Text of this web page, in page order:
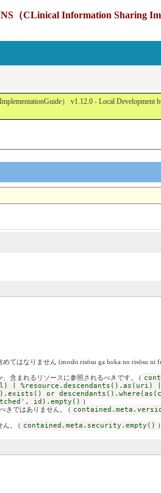
CLinical Information Sharing
） v1.12.0 - Local Development
はなりません (moshi risōsu ga hoka no risōsu ni
含まれるリソースに参照されるべきです。 (
| %resource.descendants().as(uri) |
or
id).empty() )
きではありません。 (
ん。 ( contained.meta.security.empty() )